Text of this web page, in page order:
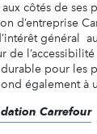
côtés de ses
d’entreprise
général
de l’accessibilité
pour les
également à
Carrefour